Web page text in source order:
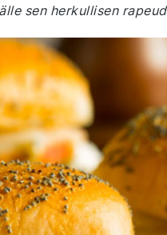
sen herkullisen